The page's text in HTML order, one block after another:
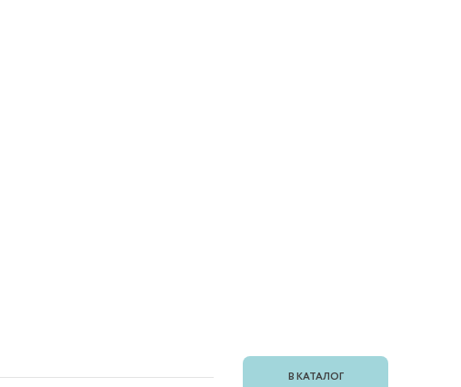
В КАТАЛОГ